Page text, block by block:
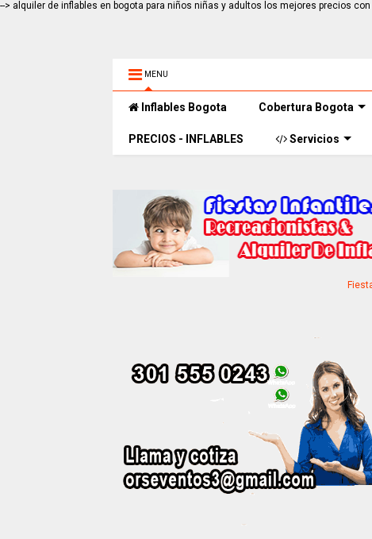
--> alquiler de inflables en bogota para niños niñas y adultos los mejores precios
MENU
Inflables Bogota Cobertura Bogota
PRECIOS - INFLABLES Servicios